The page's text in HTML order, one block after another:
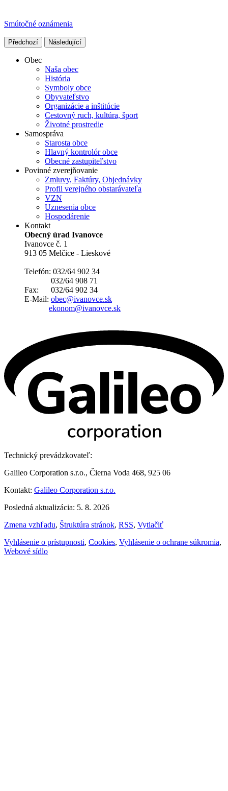
Smútočné oznámenia
Předchozí Následující
Obec
Naša obec
História
Symboly obce
Obyvateľstvo
Organizácie a inštitúcie
Cestovný ruch, kultúra, šport
Životné prostredie
Samospráva
Starosta obce
Hlavný kontrolór obce
Obecné zastupiteľstvo
Povinné zverejňovanie
Zmluvy, Faktúry, Objednávky
Profil verejného obstarávateľa
VZN
Uznesenia obce
Hospodárenie
Kontakt
Obecný úrad Ivanovce
Ivanovce č. 1
913 05 Melčice - Lieskové
Telefón: 032/64 902 34
032/64 908 71
Fax: 032/64 902 34
E-Mail: obec@ivanovce.sk
ekonom@ivanovce.sk
Technický prevádzkovateľ:
Galileo Corporation s.r.o., Čierna Voda 468, 925 06
Kontakt: Galileo Corporation s.r.o.
Posledná aktualizácia: 5. 8. 2026
Zmena vzhľadu, Štruktúra stránok, RSS, Vytlačiť
Vyhlásenie o prístupnosti, Cookies, Vyhlásenie o ochrane súkromia,
Webové sídlo